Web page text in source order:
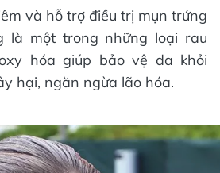
và hỗ trợ điều trị mụn trứng
là một trong những loại rau
hóa giúp bảo vệ da khỏi
hại, ngăn ngừa lão hóa.